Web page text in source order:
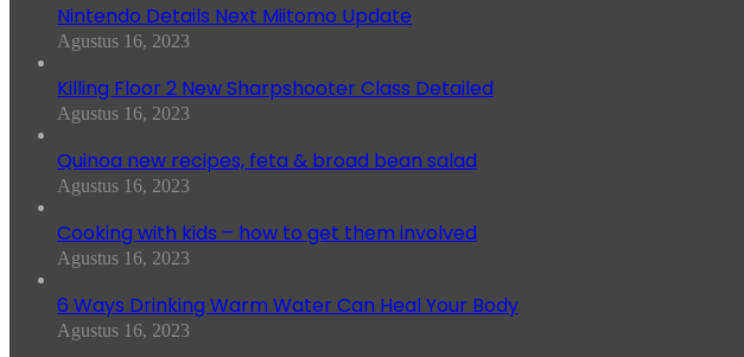
Nintendo Details Next Miitomo Update
Agustus 16, 2023
Killing Floor 2 New Sharpshooter Class Detailed
Agustus 16, 2023
Quinoa new recipes, feta & broad bean salad
Agustus 16, 2023
Cooking with kids – how to get them involved
Agustus 16, 2023
6 Ways Drinking Warm Water Can Heal Your Body
Agustus 16, 2023